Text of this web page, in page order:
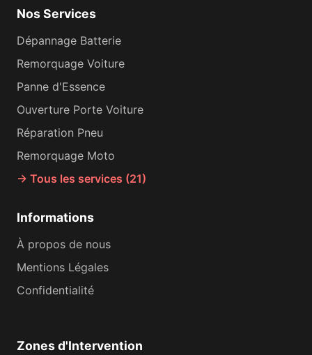
Nos Services
Dépannage Batterie
Remorquage Voiture
Panne d'Essence
Ouverture Porte Voiture
Réparation Pneu
Remorquage Moto
→ Tous les services (21)
Informations
À propos de nous
Mentions Légales
Confidentialité
Zones d'Intervention